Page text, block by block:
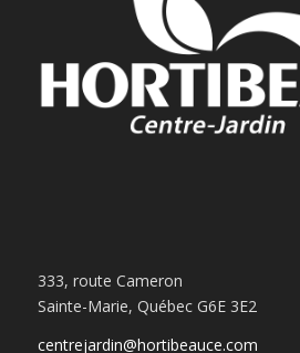
333, route Cameron
Sainte-Marie, Québec G6E 3E2
centrejardin@hortibeauce.com